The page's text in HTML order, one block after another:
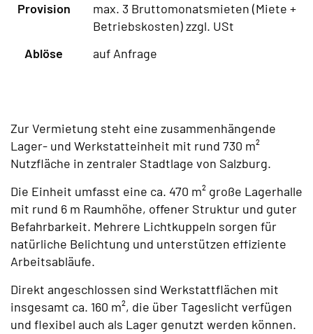
Provision
max. 3 Bruttomonatsmieten (Miete +
Betriebskosten) zzgl. USt
Ablöse
auf Anfrage
Zur Vermietung steht eine zusammenhängende
Lager- und Werkstatteinheit mit rund 730 m²
Nutzfläche in zentraler Stadtlage von Salzburg.
Die Einheit umfasst eine ca. 470 m² große Lagerhalle
mit rund 6 m Raumhöhe, offener Struktur und guter
Befahrbarkeit. Mehrere Lichtkuppeln sorgen für
natürliche Belichtung und unterstützen effiziente
Arbeitsabläufe.
Direkt angeschlossen sind Werkstattflächen mit
insgesamt ca. 160 m², die über Tageslicht verfügen
und flexibel auch als Lager genutzt werden können.